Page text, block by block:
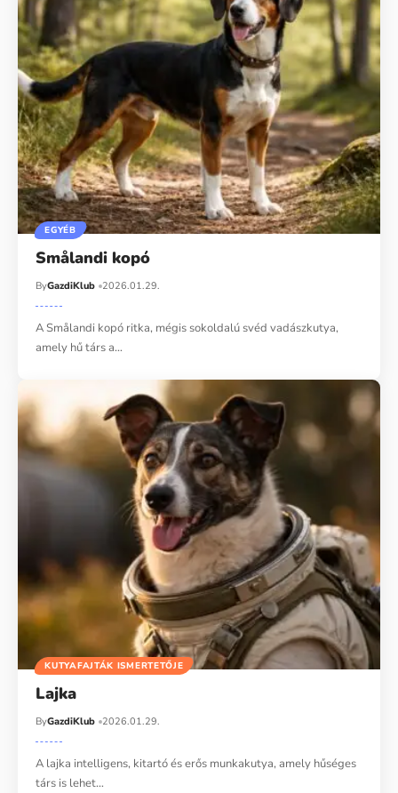
EGYÉB
Smålandi kopó
ByGazdiKlub 2026.01.29.
A Smålandi kopó ritka, mégis sokoldalú svéd vadászkutya,
amely hű társ a…
KUTYAFAJTÁK ISMERTETŐJE
Lajka
ByGazdiKlub 2026.01.29.
A lajka intelligens, kitartó és erős munkakutya, amely hűséges
társ is lehet…